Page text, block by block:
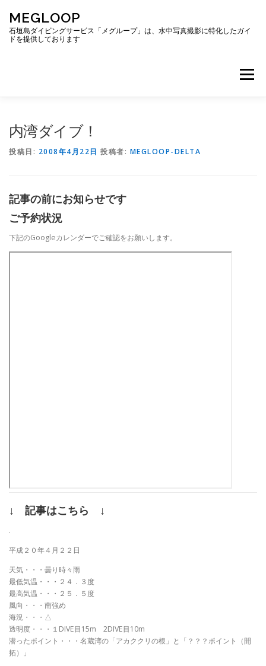
ッ
MEGLOOP
石垣島ダイビングサービス「メグループ」は、水中写真撮影に特化したガイ
ドを提供しております
メニュー
内湾ダイブ！
投稿日: 2008年4月22日 投稿者: MEGLOOP-DELTA
記事の前にお知らせです
ご予約状況
下記のGoogleカレンダーでご確認をお願いします。
↓ 記事はこちら ↓
.
平成２０年４月２２日
天気・・・曇り時々雨
最低気温・・・２４．３度
最高気温・・・２５．５度
風向・・・南強め
海況・・・△
透明度・・・１DIVE目15m 2DIVE目10m
潜ったポイント・・・名蔵湾の「アカククリの根」と「？？？ポイント（開
拓）」